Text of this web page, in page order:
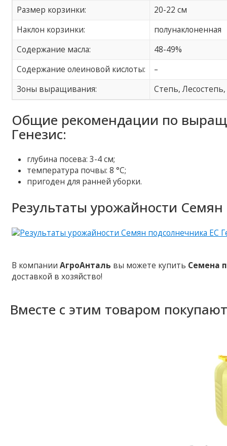
Размер корзинки:
20-22 см
Наклон корзинки:
полунаклоненная
Содержание масла:
48-49%
Содержание олеиновой кислоты:
–
Зоны выращивания:
Степь,
Общие рекомендации по
Генезис:
глубина посева: 3-4 см;
температура почвы: 8 °С;
пригоден для ранней уборки.
Результаты урожайности
В компанииАгроАнталь вы можете купить Семена
доставкой в хозяйство!
Вместе с этим товаром покупают